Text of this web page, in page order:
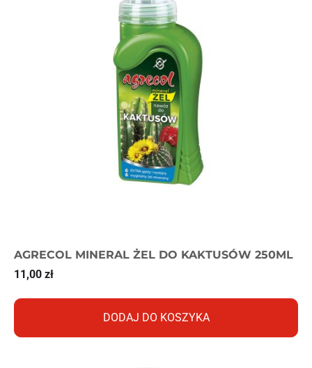
AGRECOL MINERAL ŻEL DO KAKTUSÓW 250ML
11,00 zł
DODAJ DO KOSZYKA